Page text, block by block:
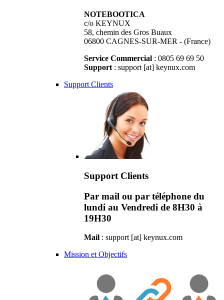
NOTEBOOTICA
c/o KEYNUX
58, chemin des Gros Buaux
06800 CAGNES-SUR-MER - (France)
Service Commercial : 0805 69 69 50
Support : support [at] keynux.com
Support Clients
Support Clients
Par mail ou par téléphone du
lundi au Vendredi de 8H30 à
19H30
Mail : support [at] keynux.com
Mission et Objectifs